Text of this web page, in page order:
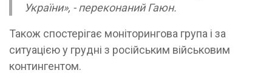
України», - переконаний Гаюн.
Також спостерігає моніторингова група і за
ситуацією у грудні з російським військовим
контингентом.